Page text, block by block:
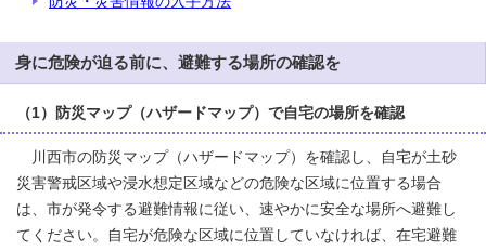
身に危険が迫る前に、避難する場所の確認を
（1）防災マップ（ハザードマップ）で自宅の場所を確認
川西市の防災マップ（ハザードマップ）を確認し、自宅が土砂
災害警戒区域や浸水想定区域などの危険な区域に位置する場合
は、市が発令する避難情報に従い、速やかに安全な場所へ避難し
てください。自宅が危険な区域に位置していなければ、在宅避難